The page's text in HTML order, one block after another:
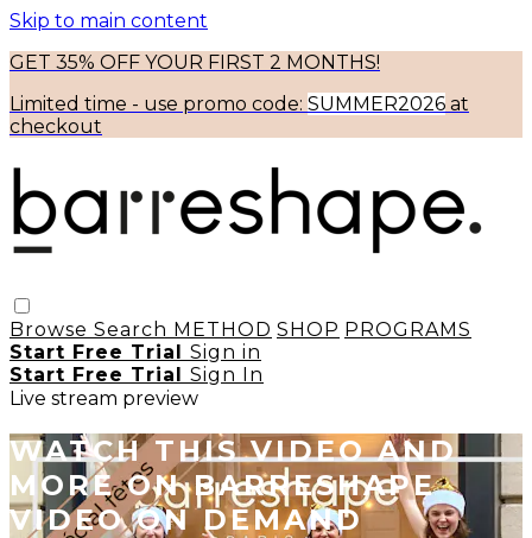
Skip to main content
GET 35% OFF YOUR FIRST 2 MONTHS!
Limited time - use promo code: SUMMER2026 at
checkout
Browse Search METHOD SHOP PROGRAMS
Start Free Trial Sign in
Start Free Trial Sign In
Live stream preview
WATCH THIS VIDEO AND
MORE ON BARRESHAPE
VIDEO ON DEMAND